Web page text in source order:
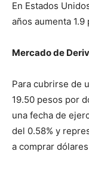
En Estados
años aumenta 1.9
Mercado de
Para cubrirse de
19.50 pesos por
una fecha de
del 0.58% y
a comprar